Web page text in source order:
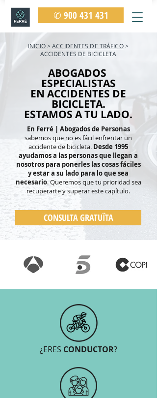
✆ 900 431 431
INICIO>ACCIDENTES DE TRÁFICO>
ACCIDENTES DE BICICLETA
ABOGADOS
ESPECIALISTAS
EN ACCIDENTES DE
BICICLETA.
ESTAMOS A TU LADO.
En Ferré | Abogados de Personas
sabemos que no es fácil enfrentar un
accidente de bicicleta. Desde 1995
ayudamos a las personas que llegan a
nosotros para ponerles las cosas fáciles
y estar a su lado para lo que sea
necesario. Queremos que tu prioridad sea
recuperarte y superar este capítulo.
CONSULTA GRATUÏTA
¿ERES CONDUCTOR?